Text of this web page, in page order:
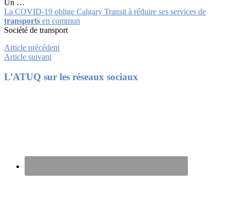
Un …
La COVID-19 oblige Calgary Transit à réduire ses services de
transports en commun
Société de transport
Article précédent
Article suivant
Footer
L’ATUQ sur les réseaux sociaux